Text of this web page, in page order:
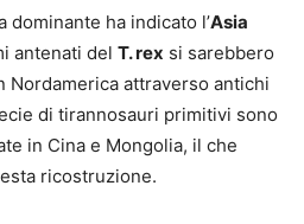
dominante ha indicato l’Asia
antenati del T. rex si sarebbero
Nordamerica attraverso antichi
di tirannosauri primitivi sono
in Cina e Mongolia, il che
ricostruzione.